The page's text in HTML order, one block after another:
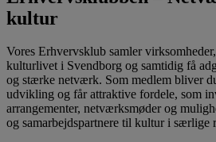
kultur
Vores Erhvervsklub samler
kulturlivet i Svendborg og samtidig få
og stærke netværk. Som medlem bliver
udvikling og får attraktive fordele, som
arrangementer, netværksmøder og
og samarbejdspartnere til kultur i særlige